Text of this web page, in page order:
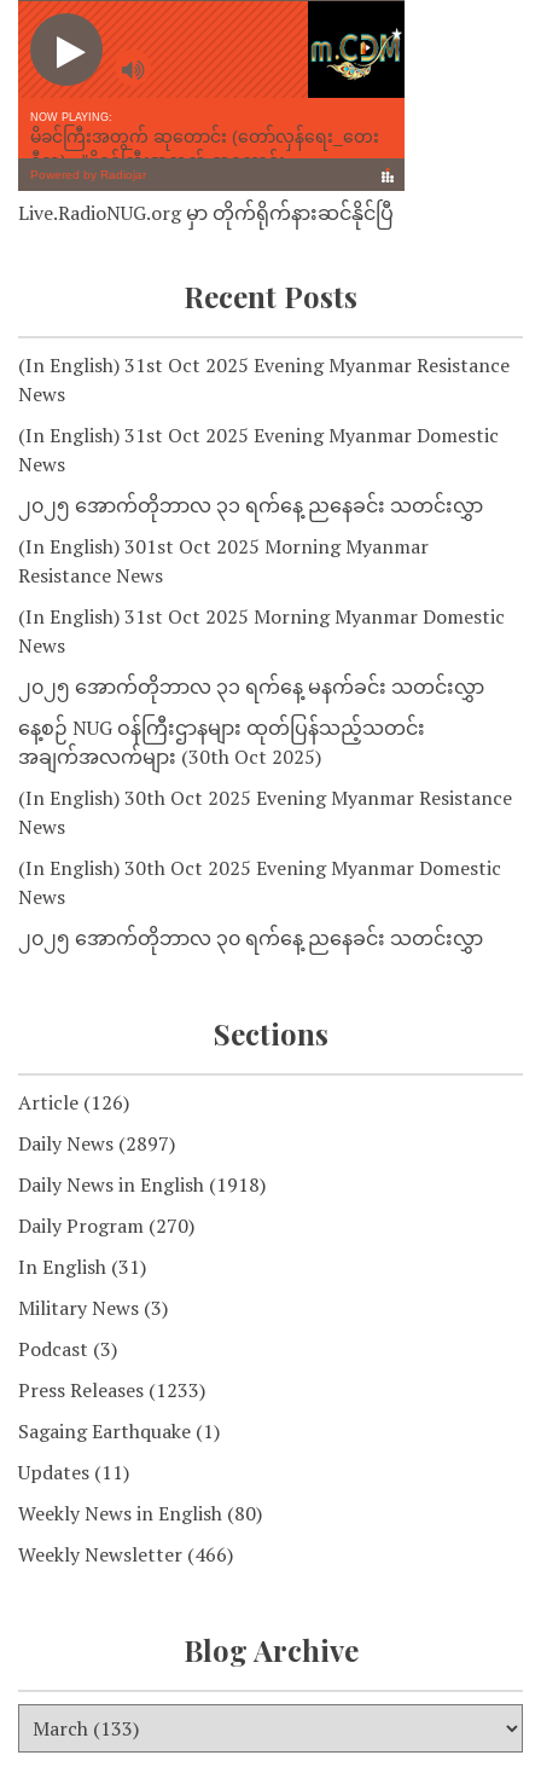
Live.RadioNUG.org မှာ တိုက်ရိုက်နားဆင်နိုင်ပြီ
Recent Posts
(In English) 31st Oct 2025 Evening Myanmar Resistance
News
(In English) 31st Oct 2025 Evening Myanmar Domestic
News
၂၀၂၅ အောက်တိုဘာလ ၃၁ ရက်နေ့ ညနေခင်း သတင်းလွှာ
(In English) 301st Oct 2025 Morning Myanmar
Resistance News
(In English) 31st Oct 2025 Morning Myanmar Domestic
News
၂၀၂၅ အောက်တိုဘာလ ၃၁ ရက်နေ့ မနက်ခင်း သတင်းလွှာ
နေ့စဉ် NUG ဝန်ကြီးဌာနများ ထုတ်ပြန်သည့်သတင်း
အချက်အလက်များ (30th Oct 2025)
(In English) 30th Oct 2025 Evening Myanmar Resistance
News
(In English) 30th Oct 2025 Evening Myanmar Domestic
News
၂၀၂၅ အောက်တိုဘာလ ၃၀ ရက်နေ့ ညနေခင်း သတင်းလွှာ
Sections
Article (126)
Daily News (2897)
Daily News in English (1918)
Daily Program (270)
In English (31)
Military News (3)
Podcast (3)
Press Releases (1233)
Sagaing Earthquake (1)
Updates (11)
Weekly News in English (80)
Weekly Newsletter (466)
Blog Archive